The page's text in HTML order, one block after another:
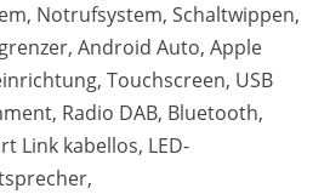
Notrufsystem, Schaltwippen,
Android Auto, Apple
Touchscreen, USB
Radio DAB, Bluetooth,
Link kabellos, LED-